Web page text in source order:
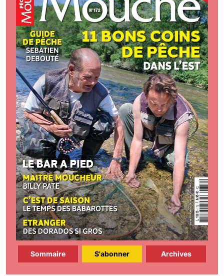
Sommaire S'abonner Archives